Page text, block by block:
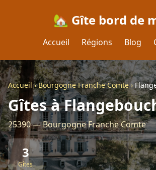
🏡 Gîte bord de
Accueil Régions Blog
Accueil›Bourgogne Franche Comte›
Gîtes à
25390 — Bourgogne Franche Comte
3
Gîtes